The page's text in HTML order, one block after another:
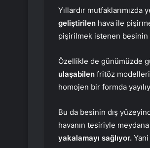
Yıllardır mutfaklarımızda
geliştirilen hava ile
pişirilmek istenen besinin
Özellikle de günümüzde
ulaşabilen fritöz modelleri
homojen bir formda
Bu da besinin dış
havanın tesiriyle
yakalamayı sağlıyor.